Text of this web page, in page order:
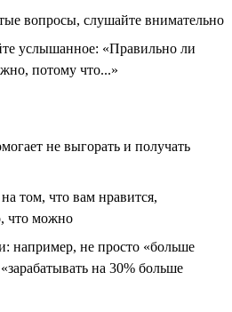
вопросы, слушайте внимательно
услышанное: «Правильно ли
потому что...»
не выгорать и получать
том, что вам нравится,
что можно
например, не просто «больше
на 30% больше